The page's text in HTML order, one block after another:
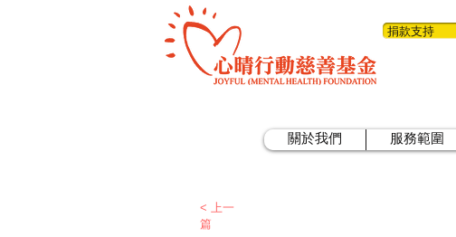
捐款支持
關於我們 服務範圍
< 上一
篇